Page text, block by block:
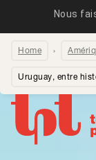
Home
Uruguay, entre